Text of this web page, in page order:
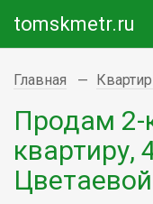
tomskmetr.ru
Главная
Продам
квартиру,